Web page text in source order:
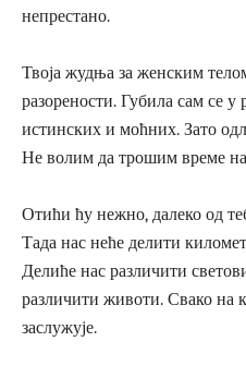
непрестано.
Твоја жудња за женским
разорености. Губила сам се у
истинских и моћних. Зато
Не волим да трошим време на
Отићи ћу нежно, далеко од
Тада нас неће делити
Делиће нас различити
различити животи. Свако на
заслужује.